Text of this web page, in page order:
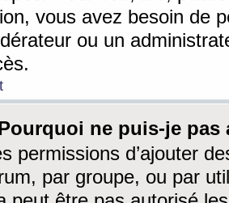
vous avez besoin de
ou un
ne puis-je
permissions d’ajouter
par groupe, ou par